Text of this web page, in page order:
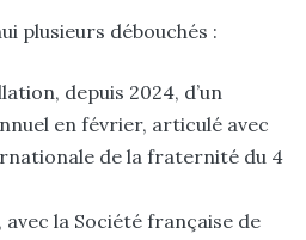
plusieurs débouchés :
depuis 2024, d’un
en février, articulé avec
de la fraternité du 4
avec la Société française de